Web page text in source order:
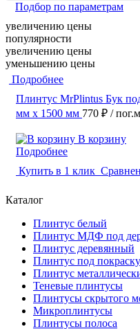
Подбор по параметрам
увеличению цены
популярности
увеличению цены
уменьшению цены
Подробнее
Плинтус MrPlintus Бук
мм х 1500 мм 770 ₽ / пог.м
В корзину
Подробнее
Купить в 1 клик
Каталог
Плинтус белый
Плинтус МДФ под
Плинтус деревянный
Плинтус под покраску
Плинтус
Теневые плинтусы
Плинтусы скрытого
Микроплинтусы
Плинтусы полоса